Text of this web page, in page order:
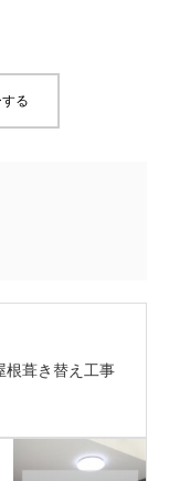
る
葺き替え工事